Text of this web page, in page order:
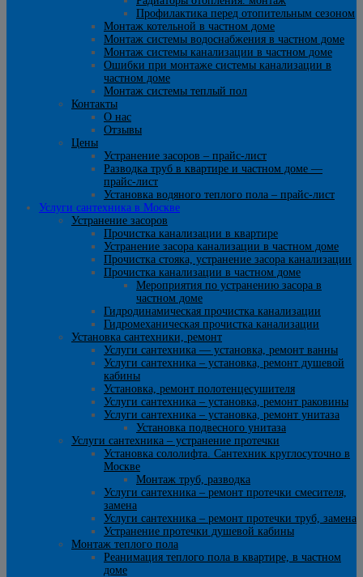
Профилактика перед отопительным сезоном
Монтаж котельной в частном доме
Монтаж системы водоснабжения в частном доме
Монтаж системы канализации в частном доме
Ошибки при монтаже системы канализации в
частном доме
Монтаж системы теплый пол
Контакты
О нас
Отзывы
Цены
Устранение засоров – прайс-лист
Разводка труб в квартире и частном доме —
прайс-лист
Установка водяного теплого пола – прайс-лист
Услуги сантехника в Москве
Устранение засоров
Прочистка канализации в квартире
Устранение засора канализации в частном доме
Прочистка стояка, устранение засора канализации
Прочистка канализации в частном доме
Мероприятия по устранению засора в
частном доме
Гидродинамическая прочистка канализации
Гидромеханическая прочистка канализации
Установка сантехники, ремонт
Услуги сантехника — установка, ремонт ванны
Услуги сантехника – установка, ремонт душевой
кабины
Установка, ремонт полотенцесушителя
Услуги сантехника – установка, ремонт раковины
Услуги сантехника – установка, ремонт унитаза
Установка подвесного унитаза
Услуги сантехника – устранение протечки
Установка сололифта. Сантехник круглосуточно в
Москве
Монтаж труб, разводка
Услуги сантехника – ремонт протечки смесителя,
замена
Услуги сантехника – ремонт протечки труб, замена
Устранение протечки душевой кабины
Монтаж теплого пола
Реанимация теплого пола в квартире, в частном
доме